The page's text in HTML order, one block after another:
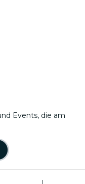
Events, die am
|